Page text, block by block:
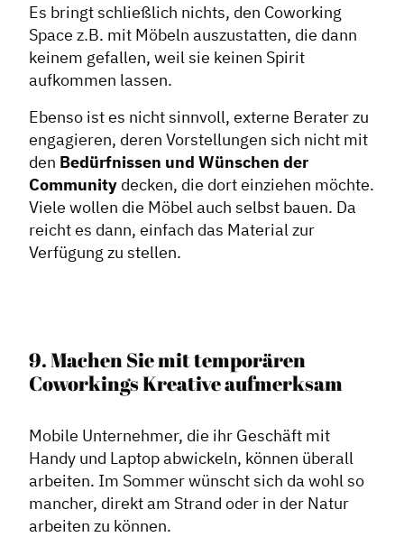
Es bringt schließlich nichts, den Coworking
Space z.B. mit Möbeln auszustatten, die dann
keinem gefallen, weil sie keinen Spirit
aufkommen lassen.
Ebenso ist es nicht sinnvoll, externe Berater zu
engagieren, deren Vorstellungen sich nicht mit
den Bedürfnissen und Wünschen der
Community decken, die dort einziehen möchte.
Viele wollen die Möbel auch selbst bauen. Da
reicht es dann, einfach das Material zur
Verfügung zu stellen.
9. Machen Sie mit temporären
Coworkings Kreative aufmerksam
Mobile Unternehmer, die ihr Geschäft mit
Handy und Laptop abwickeln, können überall
arbeiten. Im Sommer wünscht sich da wohl so
mancher, direkt am Strand oder in der Natur
arbeiten zu können.